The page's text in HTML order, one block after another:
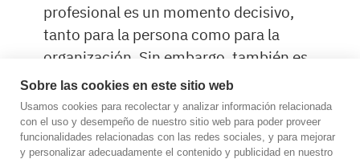
profesional es un momento decisivo,
tanto para la persona como para la
organización. Sin embargo, también es
un período de alta vulnerabilidad. A
menudo, el profesional carece de una
comprensión clara de las habilidades y
competencias […]
Sobre las cookies en este sitio web
Usamos cookies para recolectar y analizar información relacionada
con el uso y desempeño de nuestro sitio web para poder proveer
funcionalidades relacionadas con las redes sociales, y para mejorar
y personalizar adecuadamente el contenido y publicidad en nuestro